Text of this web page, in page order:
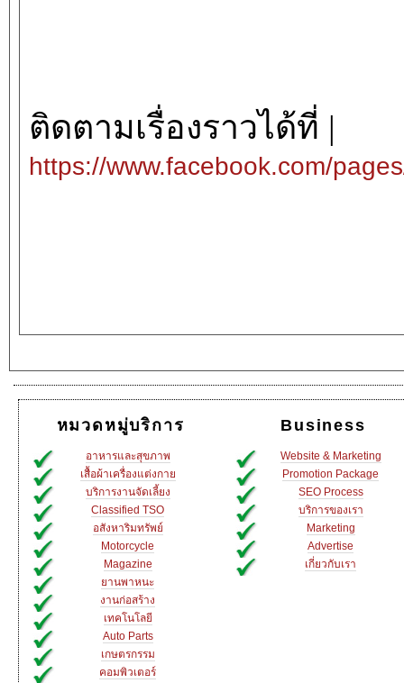
ติดตามเรื่องราวได้ที่ |
https://www.facebook.com/
หมวดหมู่บริการ
อาหารและสุขภาพ
เสื้อผ้าเครื่องแต่งกาย
บริการงานจัดเลี้ยง
Classified TSO
อสังหาริมทรัพย์
Motorcycle
Magazine
ยานพาหนะ
งานก่อสร้าง
เทคโนโลยี
Auto Parts
เกษตรกรรม
คอมพิวเตอร์
Business
Website & Marketing
Promotion Package
SEO Process
บริการของเรา
Marketing
Advertise
เกี่ยวกับเรา